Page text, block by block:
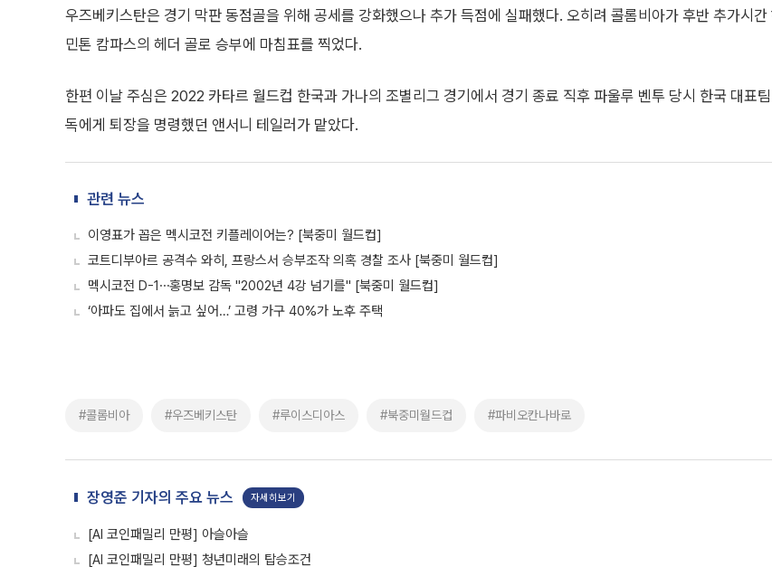
우즈베키스탄은 경기 막판 동점골을 위해 공세를 강화했으나 추가 득점에 실패했다. 오히려 콜롬비아가 후반 추가시간
민톤 캄파스의 헤더 골로 승부에 마침표를 찍었다.
한편 이날 주심은 2022 카타르 월드컵 한국과 가나의 조별리그 경기에서 경기 종료 직후 파울루 벤투 당시 한국 대표
독에게 퇴장을 명령했던 앤서니 테일러가 맡았다.
관련 뉴스
이영표가 꼽은 멕시코전 키플레이어는? [북중미 월드컵]
코트디부아르 공격수 와히, 프랑스서 승부조작 의혹 경찰 조사 [북중미 월드컵]
멕시코전 D-1⋯홍명보 감독 "2002년 4강 넘기를" [북중미 월드컵]
‘아파도 집에서 늙고 싶어…’ 고령 가구 40%가 노후 주택
#콜롬비아 #우즈베키스탄 #루이스디아스 #북중미월드컵 #파비오칸나바로
장영준 기자의 주요 뉴스 자세히보기
[AI 코인패밀리 만평] 아슬아슬
[AI 코인패밀리 만평] 청년미래의 탑승조건